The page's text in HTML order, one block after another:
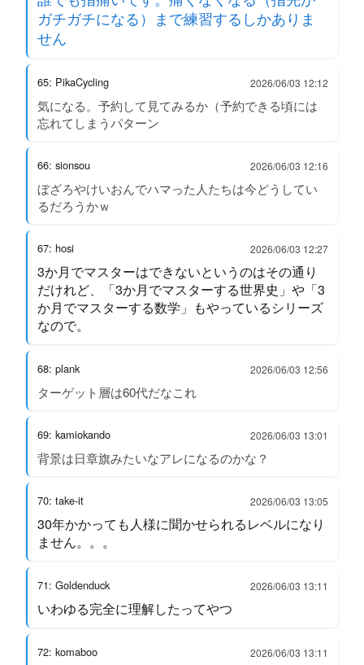
ガチガチになる）まで練習するしかありま
せん
65: PikaCycling 2026/06/03 12:12
気になる。予約して見てみるか（予約できる頃には
忘れてしまうパターン
66: sionsou 2026/06/03 12:16
ぼざろやけいおんでハマった人たちは今どうしてい
るだろうかｗ
67: hosi 2026/06/03 12:27
3か月でマスターはできないというのはその通り
だけれど、「3か月でマスターする世界史」や「3
か月でマスターする数学」もやっているシリーズ
なので。
68: plank 2026/06/03 12:56
ターゲット層は60代だなこれ
69: kamiokando 2026/06/03 13:01
背景は日章旗みたいなアレになるのかな？
70: take-it 2026/06/03 13:05
30年かかっても人様に聞かせられるレベルになり
ません。。。
71: Goldenduck 2026/06/03 13:11
いわゆる完全に理解したってやつ
72: komaboo 2026/06/03 13:11